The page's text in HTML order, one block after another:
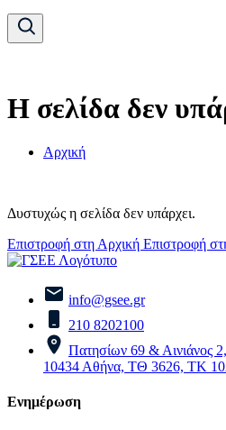
Η σελίδα δεν
Αρχική
Δυστυχώς η σελίδα δεν υπάρχει.
Επιστροφή στη Αρχική Επιστροφή
info@gsee.gr
210 8202100
Πατησίων 69 & Αινιάνος 2,
10434 Αθήνα, ΤΘ 3626, ΤΚ
Ενημέρωση